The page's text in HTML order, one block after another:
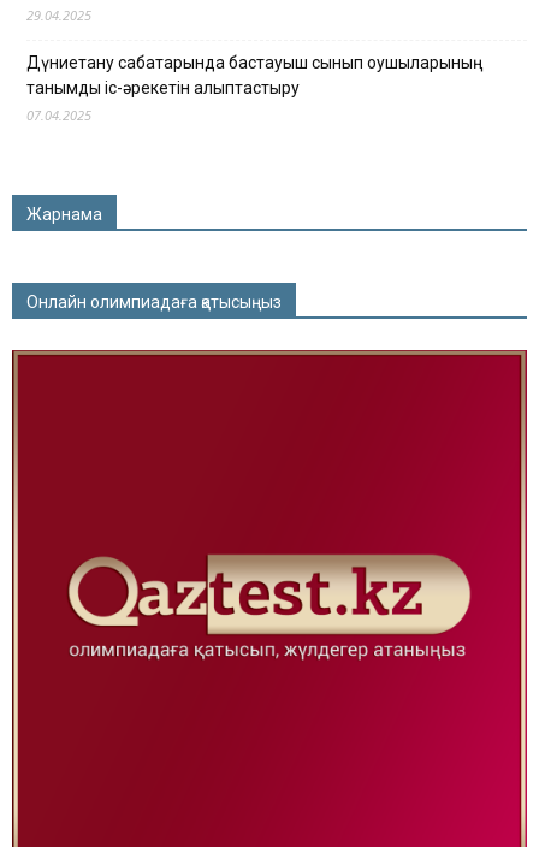
29.04.2025
Дүниетану сабақтарында бастауыш сынып оқушыларының
танымдық іс-әрекетін қалыптастыру
07.04.2025
Жарнама
Онлайн олимпиадаға қатысыңыз